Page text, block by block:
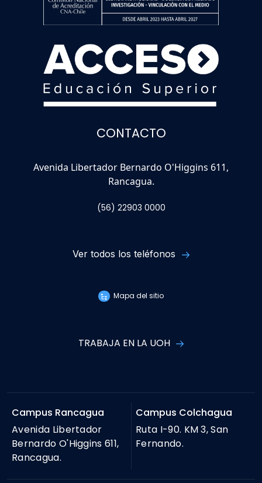
CONTACTO
Avenida Libertador Bernardo O'Higgins 611,
Rancagua.
(56) 22903 0000
Ver todos los teléfonos
Mapa del sitio
TRABAJA EN LA UOH
Campus Rancagua
Avenida Libertador
Bernardo O'Higgins 611,
Rancagua.
Campus Colchagua
Ruta I-90. KM 3, San
Fernando.